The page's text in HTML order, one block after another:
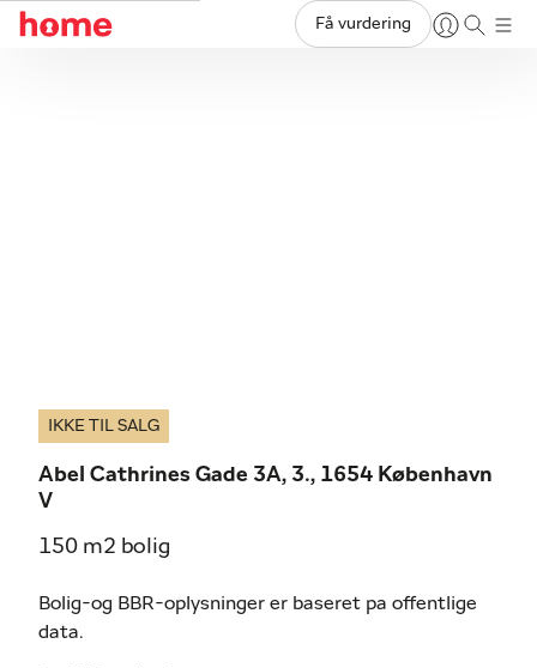
Få vurdering
IKKE TIL SALG
Abel Cathrines Gade 3A, 3., 1654 København
V
150 m2 bolig
Bolig-og BBR-oplysninger er baseret pa offentlige
data.